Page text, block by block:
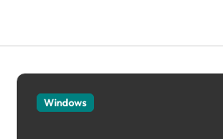
Windows